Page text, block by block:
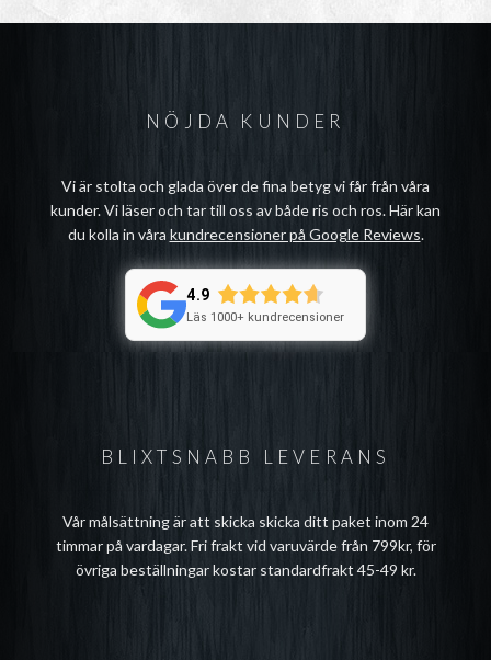
BLIXTSNABB LEVERANS
Vår målsättning är att skicka skicka ditt paket inom 24
timmar på vardagar. Fri frakt vid varuvärde från 799kr, för
övriga beställningar kostar standardfrakt 45-49 kr.
NÖJDA KUNDER
Vi är stolta och glada över de fina betyg vi får från våra
kunder. Vi läser och tar till oss av både ris och ros. Här kan
du kolla in våra kundrecensioner på Google Reviews.
4.9
Läs 1000+ kundrecensioner